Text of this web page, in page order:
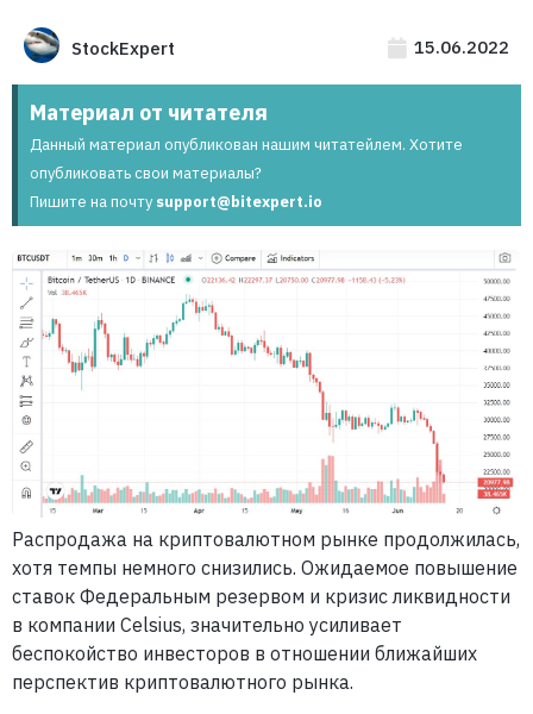
StockExpert 15.06.2022
Материал от читателя
Данный материал опубликован нашим читатейлем. Хотите
опубликовать свои материалы?
Пишите на почту support@bitexpert.io
Распродажа на криптовалютном рынке продолжилась,
хотя темпы немного снизились. Ожидаемое повышение
ставок Федеральным резервом и кризис ликвидности
в компании Celsius, значительно усиливает
беспокойство инвесторов в отношении ближайших
перспектив криптовалютного рынка.